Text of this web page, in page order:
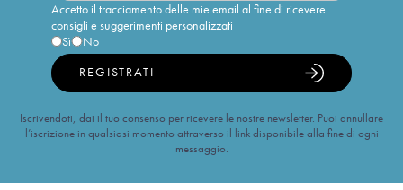
Accetto il tracciamento delle mie email al fine di ricevere
consigli e suggerimenti personalizzati
Sì
No
REGISTRATI
Iscrivendoti, dai il tuo consenso per ricevere le nostre newsletter. Puoi annullare
l’iscrizione in qualsiasi momento attraverso il link disponibile alla fine di ogni
messaggio.